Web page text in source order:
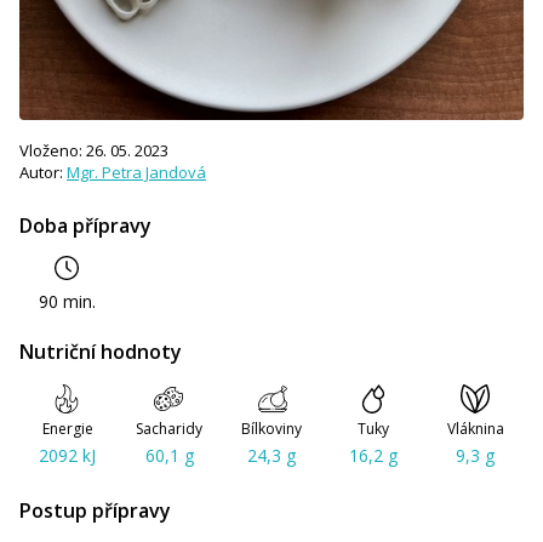
Doba přípravy
90 min.
Vloženo: 26. 05. 2023
Autor: Mgr. Petra Jandová
Nutriční hodnoty
Energie
2092 kJ
Sacharidy
60,1 g
Bílkoviny
24,3 g
Tuky
16,2 g
Vláknina
9,3 g
Postup přípravy